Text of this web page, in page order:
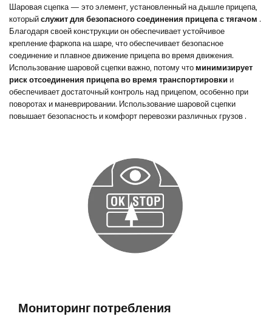
Шаровая сцепка — это элемент, установленный на дышле прицепа,
которыйслужит для безопасного соединения прицепа с тягачом .
Благодаря своей конструкции он обеспечивает устойчивое
крепление фаркопа на шаре, что обеспечивает безопасное
соединение и плавное движение прицепа во время движения.
Использование шаровой сцепки важно, потому что минимизирует
риск отсоединения прицепа во время транспортировки и
обеспечивает достаточный контроль над прицепом, особенно при
поворотах и ​​маневрировании. Использование шаровой сцепки
повышает безопасность и комфорт перевозки различных грузов .
Мониторинг потребления